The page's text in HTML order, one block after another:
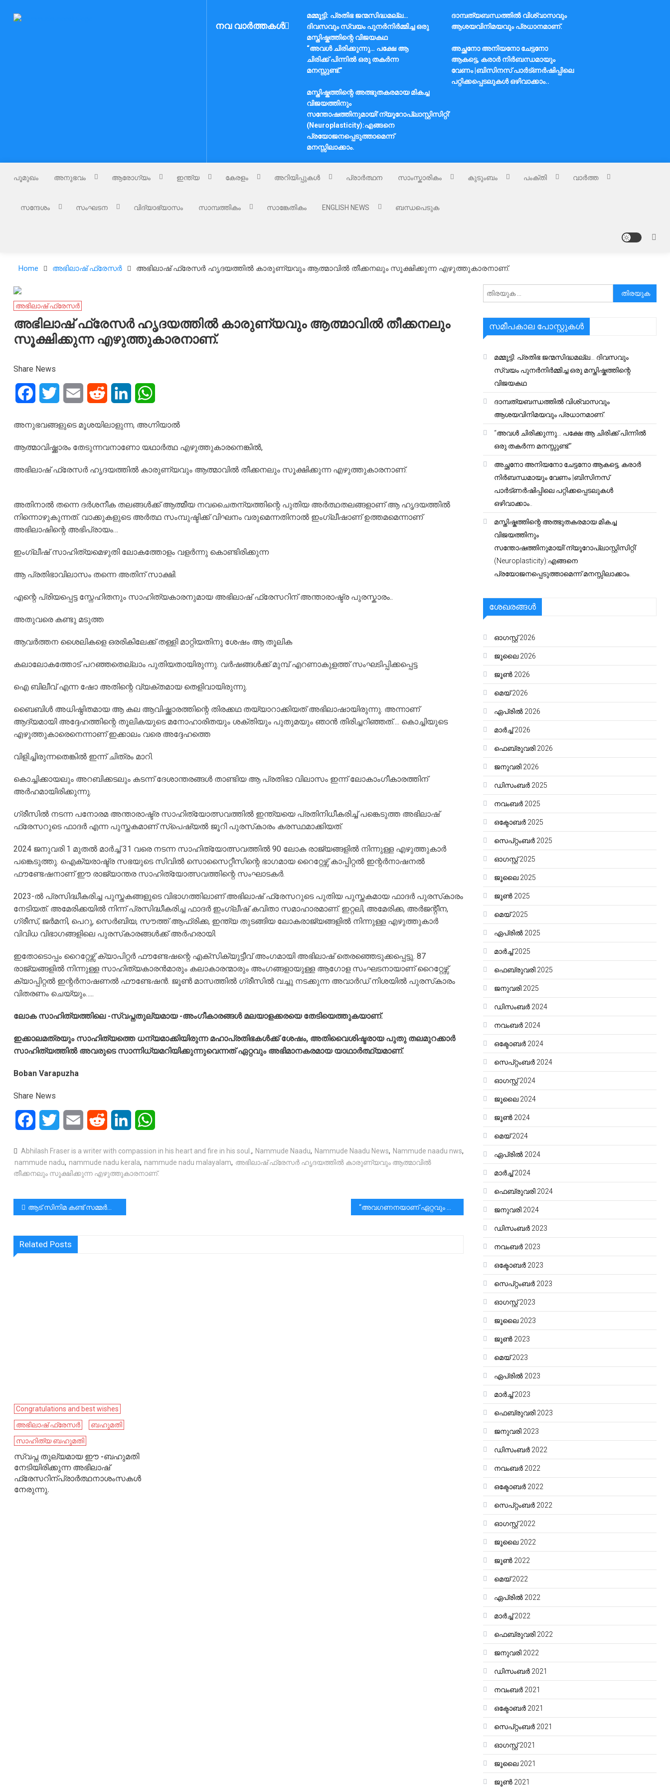
Nammude Naadu നവ വാർത്തകൾ
മമ്മൂട്ടി: പ്രതിഭ ജന്മസിദ്ധമല്ല…
ദിവസവും സ്വയം പുനർനിർമ്മിച്ച ഒരു
മസ്തിഷ്കത്തിന്റെ വിജയകഥ
ദാമ്പത്യബന്ധത്തിൽ വിശ്വാസവും
ആശയവിനിമയവും പ്രധാനമാണ്.
“അവൾ ചിരിക്കുന്നു… പക്ഷേ ആ
ചിരിക്ക് പിന്നിൽ ഒരു തകർന്ന
മനസ്സുണ്ട്.”
അച്ഛനോ അനിയനോ ചേട്ടനോ
ആകട്ടെ, കരാർ നിർബന്ധമായും
വേണം |ബിസിനസ് പാർട്ണർഷിപ്പിലെ
പറ്റിക്കപ്പെടലുകൾ ഒഴിവാക്കാം..
മസ്തിഷ്കത്തിന്റെ അത്ഭുതകരമായ മികച്ച
വിജയത്തിനും
സന്തോഷത്തിനുമായി’ന്യൂറോപ്ലാസ്റ്റിസിറ്റി’
(Neuroplasticity):എങ്ങനെ
പ്രയോജനപ്പെടുത്താമെന്ന്
മനസ്സിലാക്കാം.
പൂമുഖം അനുഭവം ആരോഗ്യം ഇന്ത്യ കേരളം അറിയിപ്പുകൾ പ്രാർത്ഥന സാംസ്കാരികം കുടുംബം പംക്തി വാർത്ത
സന്ദേശം സംഘടന വിദ്യാഭ്യാസം സാമ്പത്തികം സാങ്കേതികം ENGLISH NEWS ബന്ധപെടുക
Home അഭിലാഷ് ഫ്രേസർ അഭിലാഷ് ഫ്രേസർ ഹൃദയത്തിൽ കാരുണ്യവും ആത്മാവിൽ തീക്കനലും സൂക്ഷിക്കുന്ന എഴുത്തുകാരനാണ്.
അഭിലാഷ് ഫ്രേസർ
അഭിലാഷ് ഫ്രേസർ ഹൃദയത്തിൽ കാരുണ്യവും ആത്മാവിൽ തീക്കനലും
സൂക്ഷിക്കുന്ന എഴുത്തുകാരനാണ്.
Share News
FacebookTwitter Email Reddit LinkedIn
അനുഭവങ്ങളുടെ മൂശയിലാളുന്ന, അഗ്നിയാൽ
ആത്മാവിഷ്ക്കാരം തേടുന്നവനാണോ യഥാർത്ഥ എഴുത്തുകാരനെങ്കിൽ,
അഭിലാഷ് ഫ്രേസർ ഹൃദയത്തിൽ കാരുണ്യവും ആത്മാവിൽ തീക്കനലും സൂക്ഷിക്കുന്ന എഴുത്തുകാരനാണ്.
അതിനാൽ തന്നെ ദർശനീക തലങ്ങൾക്ക് ആത്മീയ നവചൈതന്യത്തിന്റെ പുതിയ അർത്ഥതലങ്ങളാണ് ആ ഹൃദയത്തിൽ
നിന്നൊഴുകുന്നത്. വാക്കുകളുടെ അർത്ഥ സംമ്പുഷ്ടിക്ക് വിഘനം വരുമെന്നതിനാൽ ഇംഗ്ലീഷാണ് ഉത്തമമെന്നാണ്
അഭിലാഷിന്റെ അഭിപ്രായം…
ഇംഗ്ലീഷ് സാഹിത്യമെഴുതി ലോകത്തോളം വളർന്നു കൊണ്ടിരിക്കുന്ന
ആ പ്രതിഭാവിലാസം തന്നെ അതിന് സാക്ഷി.
എന്റെ പ്രിയപ്പെട്ട സ്നേഹിതനും സാഹിത്യകാരനുമായ അഭിലാഷ് ഫ്രേസറിന് അന്താരാഷ്ട്ര പുരസ്കാരം..
അതുവരെ കണ്ടു മടുത്ത
ആവർത്തന ശൈലികളെ ഒരരികിലേക്ക് തള്ളി മാറ്റിയതിനു ശേഷം ആ തൂലിക
കലാലോകത്തോട് പറഞ്ഞതെല്ലാം പുതിയതായിരുന്നു. വർഷങ്ങൾക്ക് മുമ്പ് എറണാകുളത്ത് സംഘടിപ്പിക്കപ്പെട്ട
ഐ ബിലീവ് എന്ന ഷോ അതിന്റെ വ്യക്തമായ തെളിവായിരുന്നു.
ബൈബിൾ അധിഷ്ഠിതമായ ആ കല ആവിഷ്ക്കാരത്തിന്റെ തിരക്കഥ തയ്യാറാക്കിയത് അഭിലാഷായിരുന്നു. അന്നാണ്
ആദ്യമായി അദ്ദേഹത്തിന്റെ തൂലികയുടെ മനോഹാരിതയും ശക്തിയും പുതുമയും ഞാൻ തിരിച്ചറിഞ്ഞത്…. കൊച്ചിയുടെ
എഴുത്തുകാരെനെന്നാണ് ഇക്കാലം വരെ അദ്ദേഹത്തെ
വിളിച്ചിരുന്നതെങ്കിൽ ഇന്ന് ചിത്രം മാറി.
കൊച്ചിക്കായലും അറബിക്കടലും കടന്ന് ദേശാന്തരങ്ങൾ താണ്ടിയ ആ പ്രതിഭാ വിലാസം ഇന്ന് ലോകാംഗീകാരത്തിന്
അർഹമായിരിക്കുന്നു.
ഗ്രീസില്‍ നടന്ന പനോരമ അന്താരാഷ്ട്ര സാഹിത്യോത്സവത്തില്‍ ഇന്ത്യയെ പ്രതിനിധീകരിച്ച് പങ്കെടുത്ത അഭിലാഷ്
ഫ്രേസറുടെ ഫാദര്‍ എന്ന പുസ്തകമാണ് സ്പെഷ്യല്‍ ജൂറി പുരസ്‌കാരം കരസ്ഥമാക്കിയത്.
2024 ജനുവരി 1 മുതല്‍ മാര്‍ച്ച് 31 വരെ നടന്ന സാഹിത്യോത്സവത്തില്‍ 90 ലോക രാജ്യങ്ങളില്‍ നിന്നുള്ള എഴുത്തുകാര്‍
പങ്കെടുത്തു. ഐക്യരാഷ്ട്ര സഭയുടെ സിവില്‍ സൊസൈറ്റീസിന്റെ ഭാഗമായ റൈറ്റേഴ്സ് കാപ്പിറ്റല്‍ ഇന്റര്‍നാഷനല്‍
ഫൗണ്ടേഷനാണ് ഈ രാജ്യാന്തര സാഹിത്യോത്സവത്തിന്റെ സംഘാടകര്‍.
2023-ല്‍ പ്രസിദ്ധീകരിച്ച പുസ്തകങ്ങളുടെ വിഭാഗത്തിലാണ് അഭിലാഷ് ഫ്രേസറുടെ പുതിയ പുസ്തകമായ ഫാദര്‍ പുരസ്‌കാരം
നേടിയത്. അമേരിക്കയില്‍ നിന്ന് പ്രസിദ്ധീകരിച്ച ഫാദര്‍ ഇംഗ്ലീഷ് കവിതാ സമാഹാരമാണ്. ഇറ്റലി, അമേരിക്ക, അര്‍ജന്റീന,
ഗ്രീസ്, ജര്‍മനി, പെറു, സെര്‍ബിയ, സൗത്ത് ആഫ്രിക്ക, ഇന്ത്യ തുടങ്ങിയ ലോകരാജ്യങ്ങളില്‍ നിന്നുള്ള എഴുത്തുകാര്‍
വിവിധ വിഭാഗങ്ങളിലെ പുരസ്‌കാരങ്ങള്‍ക്ക് അര്‍ഹരായി.
ഇതോടൊപ്പം റൈറ്റേഴ്സ് ക്യാപിറ്റര്‍ ഫൗണ്ടേഷന്റെ എക്സിക്യുട്ടീവ് അംഗമായി അഭിലാഷ് തെരഞ്ഞെടുക്കപ്പെട്ടു. 87
രാജ്യങ്ങളില്‍ നിന്നുള്ള സാഹിത്യകാരന്‍മാരും കലാകാരന്മാരും അംഗങ്ങളായുള്ള ആഗോള സംഘടനായാണ് റൈറ്റേഴ്സ്
ക്യാപ്പിറ്റല്‍ ഇന്റര്‍നാഷണല്‍ ഫൗണ്ടേഷന്‍. ജൂണ്‍ മാസത്തില്‍ ഗ്രീസില്‍ വച്ചു നടക്കുന്ന അവാര്‍ഡ് നിശയില്‍ പുരസ്‌കാരം
വിതരണം ചെയ്യും…..
ലോക സാഹിത്യത്തിലെ -സ്വപ്നതുല്യമായ -അംഗീകാരങ്ങൾ മലയാളക്കരയെ തേടിയെത്തുകയാണ്.
ഇക്കാലമത്രയും സാഹിത്യത്തെ ധന്യമാക്കിയിരുന്ന മഹാപ്രതിഭകൾക്ക് ശേഷം, അതിവൈശിഷ്ടരായ പുതു തലമുറക്കാർ
സാഹിത്യത്തിൽ അവരുടെ സാന്നിധ്യമറിയിക്കുന്നുവെന്നത് ഏറ്റവും അഭിമാനകരമായ യാഥാർത്ഥ്യമാണ്.
Boban Varapuzha
Share News
FacebookTwitter Email Reddit LinkedIn
Abhilash Fraser is a writer with compassion in his heart and fire in his soul. , Nammude Naadu, Nammude Naadu News, Nammude naadu nws,
nammude nadu, nammude nadu kerala, nammude nadu malayalam, അഭിലാഷ് ഫ്രേസർ ഹൃദയത്തിൽ കാരുണ്യവും ആത്മാവിൽ
തീക്കനലും സൂക്ഷിക്കുന്ന എഴുത്തുകാരനാണ്.
പോസ്റ്റുകളിലൂടെ
ആട് സിനിമ കണ്ട് സമ്മർദ്ദം അനുഭവിച്ചത് കൊണ്ട് ലേശം ഡീഗ്രേഡ് ചെയ്തേക്കാം എന്ന് കരുതിയ “നിഷ്കളങ്ക” മനുഷ്യർ നമുക്ക് ചുറ്റുമുള്ള നജീബ്‌ മാർ അനുഭവിച്ച സമ്മർദ്ദം കാണാതെ പോകരുത്.
Related Posts
Congratulations and best wishes
അഭിലാഷ് ഫ്രേസർ
ബഹുമതി
സാഹിത്യ ബഹുമതി
സ്വപ്ന തുല്യമായ ഈ -ബഹുമതി
നേടിയിരിക്കുന്ന അഭിലാഷ്
ഫ്രേസറിന്പ്രാര്‍ത്ഥനാശംസകള്‍
നേരുന്നു.
അനേഷിക്കുക
സമീപകാല പോസ്റ്റുകൾ
മമ്മൂട്ടി: പ്രതിഭ ജന്മസിദ്ധമല്ല… ദിവസവും
സ്വയം പുനർനിർമ്മിച്ച ഒരു മസ്തിഷ്കത്തിന്റെ
വിജയകഥ
ദാമ്പത്യബന്ധത്തിൽ വിശ്വാസവും
ആശയവിനിമയവും പ്രധാനമാണ്.
“അവൾ ചിരിക്കുന്നു… പക്ഷേ ആ ചിരിക്ക് പിന്നിൽ
ഒരു തകർന്ന മനസ്സുണ്ട്.”
അച്ഛനോ അനിയനോ ചേട്ടനോ ആകട്ടെ, കരാർ
നിർബന്ധമായും വേണം |ബിസിനസ്
പാർട്ണർഷിപ്പിലെ പറ്റിക്കപ്പെടലുകൾ
ഒഴിവാക്കാം..
മസ്തിഷ്കത്തിന്റെ അത്ഭുതകരമായ മികച്ച
വിജയത്തിനും
സന്തോഷത്തിനുമായി’ന്യൂറോപ്ലാസ്റ്റിസിറ്റി’
(Neuroplasticity):എങ്ങനെ
പ്രയോജനപ്പെടുത്താമെന്ന് മനസ്സിലാക്കാം.
ശേഖരങ്ങൾ
ഓഗസ്റ്റ്‌ 2026
ജൂലൈ 2026
ജൂൺ 2026
മെയ്‌ 2026
ഏപ്രിൽ 2026
മാർച്ച്‌ 2026
ഫെബ്രുവരി 2026
ജനുവരി 2026
ഡിസംബർ 2025
നവംബർ 2025
ഒക്ടോബർ 2025
സെപ്റ്റംബർ 2025
ഓഗസ്റ്റ്‌ 2025
ജൂലൈ 2025
ജൂൺ 2025
മെയ്‌ 2025
ഏപ്രിൽ 2025
മാർച്ച്‌ 2025
ഫെബ്രുവരി 2025
ജനുവരി 2025
ഡിസംബർ 2024
നവംബർ 2024
ഒക്ടോബർ 2024
സെപ്റ്റംബർ 2024
ഓഗസ്റ്റ്‌ 2024
ജൂലൈ 2024
ജൂൺ 2024
മെയ്‌ 2024
ഏപ്രിൽ 2024
മാർച്ച്‌ 2024
ഫെബ്രുവരി 2024
ജനുവരി 2024
ഡിസംബർ 2023
നവംബർ 2023
ഒക്ടോബർ 2023
സെപ്റ്റംബർ 2023
ഓഗസ്റ്റ്‌ 2023
ജൂലൈ 2023
ജൂൺ 2023
മെയ്‌ 2023
ഏപ്രിൽ 2023
മാർച്ച്‌ 2023
ഫെബ്രുവരി 2023
ജനുവരി 2023
ഡിസംബർ 2022
നവംബർ 2022
ഒക്ടോബർ 2022
സെപ്റ്റംബർ 2022
ഓഗസ്റ്റ്‌ 2022
ജൂലൈ 2022
ജൂൺ 2022
മെയ്‌ 2022
ഏപ്രിൽ 2022
മാർച്ച്‌ 2022
ഫെബ്രുവരി 2022
ജനുവരി 2022
ഡിസംബർ 2021
നവംബർ 2021
ഒക്ടോബർ 2021
സെപ്റ്റംബർ 2021
ഓഗസ്റ്റ്‌ 2021
ജൂലൈ 2021
ജൂൺ 2021